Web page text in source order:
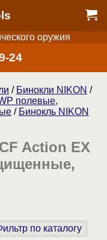
оружия
24
/ Бинокли NIKON /
полевые,
/ Бинокль NIKON
Action EX
по каталогу